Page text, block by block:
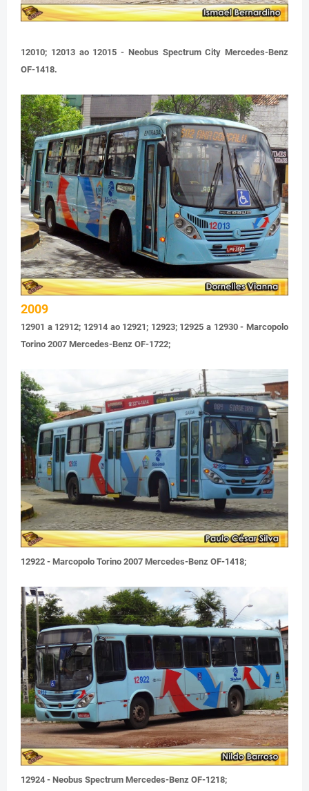
12010; 12013 ao 12015 - Neobus Spectrum City Mercedes-Benz
OF-1418.
2009
12901 a 12912; 12914 ao 12921; 12923; 12925 a 12930 - Marcopolo
Torino 2007 Mercedes-Benz OF-1722;
12922 - Marcopolo Torino 2007 Mercedes-Benz OF-1418;
12924 - Neobus Spectrum Mercedes-Benz OF-1218;